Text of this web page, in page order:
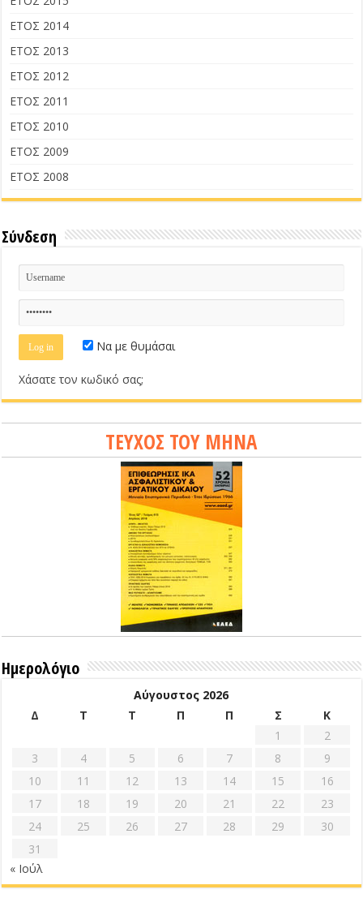
ΕΤΟΣ 2014
ΕΤΟΣ 2013
ΕΤΟΣ 2012
ΕΤΟΣ 2011
ΕΤΟΣ 2010
ΕΤΟΣ 2009
ΕΤΟΣ 2008
Σύνδεση
Να με θυμάσαι
Χάσατε τον κωδικό σας;
ΤΕΥΧΟΣ ΤΟΥ ΜΗΝΑ
Ημερολόγιο
Αύγουστος 2026
Δ
Τ Τ Π Π Σ
Κ
1
2
3
4 5 6 7 8
9
10
11 12 13 14 15
16
17
18 19 20 21 22
23
24
25 26 27 28 29
30
31
« Ιούλ